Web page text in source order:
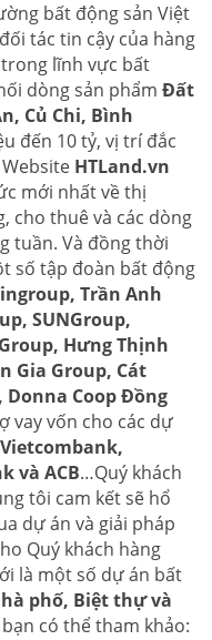
bất động sản Việt
tác tin cậy của hàng
lĩnh vực bất
dòng sản phẩm Đất
Củ Chi, Bình
đến 10 tỷ, vị trí đắc
HTLand.vn
mới nhất về thị
cho thuê và các dòng
tuần. Và đồng thời
số tập đoàn bất động
Trần Anh
SUNGroup,
Hưng Thịnh
Gia Group, Cát
Coop Đồng
vay vốn cho các dự
và ACB…Quý khách
tôi cam kết sẽ hổ
dự án và giải pháp
Quý khách hàng
là một số dự án bất
phố, Biệt thự và
có thể tham khảo: